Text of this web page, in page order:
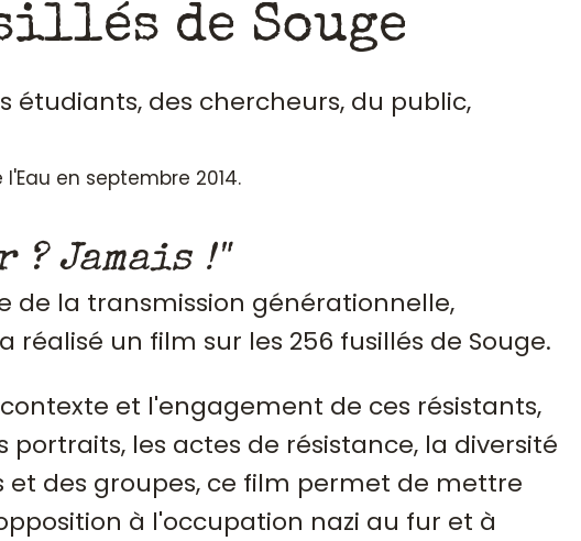
de Souge
étudiants, des chercheurs, du public,
en septembre 2014.
? Jamais !"
de la transmission générationnelle,
réalisé un film sur les 256 fusillés de Souge.
et l'engagement de ces résistants,
portraits, les actes de résistance, la diversité
et des groupes, ce film permet de mettre
à l'occupation nazi au fur et à